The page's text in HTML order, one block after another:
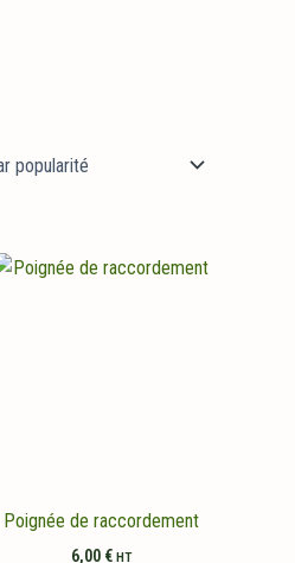
Poignée de raccordement
6,00 € HT